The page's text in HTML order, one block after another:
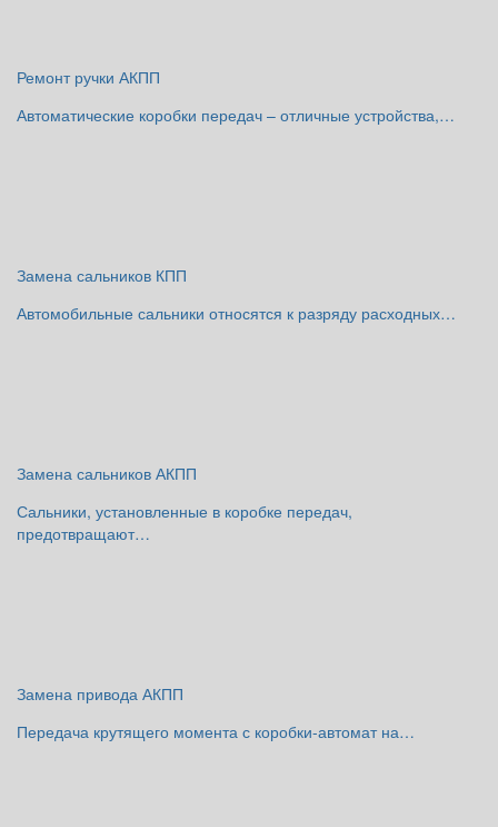
Ремонт ручки АКПП
Автоматические коробки передач – отличные устройства,…
Замена сальников КПП
Автомобильные сальники относятся к разряду расходных…
Замена сальников АКПП
Сальники, установленные в коробке передач,
предотвращают…
Замена привода АКПП
Передача крутящего момента с коробки-автомат на…